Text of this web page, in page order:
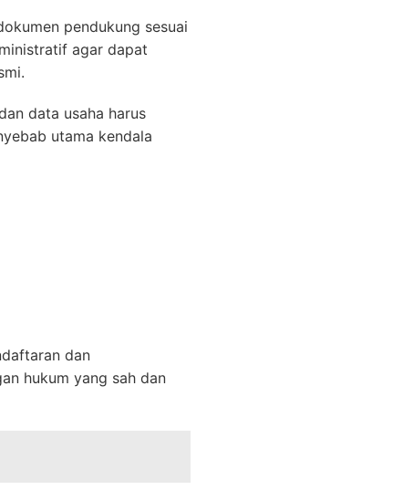
pendukung sesuai
agar dapat
data usaha harus
utama kendala
dan
hukum yang sah dan